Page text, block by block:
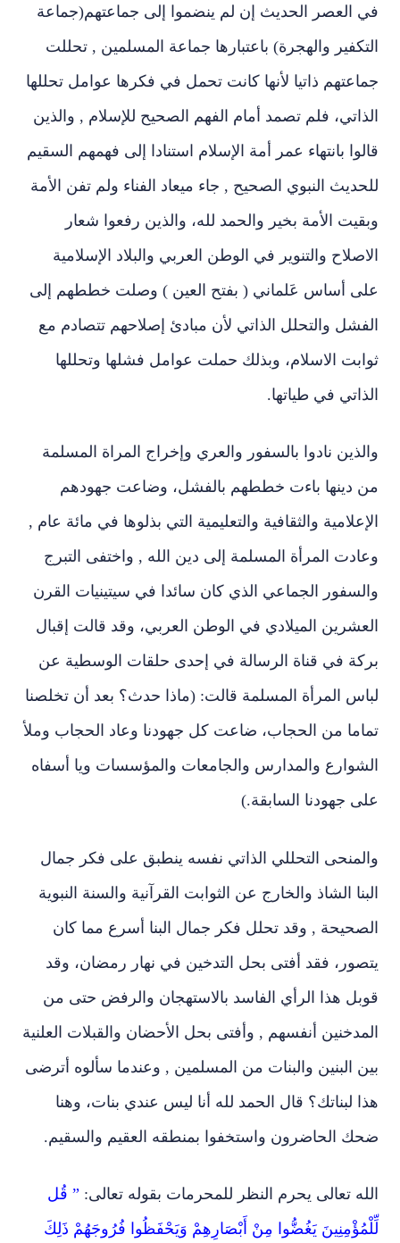
في العصر الحديث إن لم ينضموا إلى جماعتهم(جماعة
التكفير والهجرة) باعتبارها جماعة المسلمين , تحللت
جماعتهم ذاتيا لأنها كانت تحمل في فكرها عوامل تحللها
الذاتي، فلم تصمد أمام الفهم الصحيح للإسلام , والذين
قالوا بانتهاء عمر أمة الإسلام استنادا إلى فهمهم السقيم
للحديث النبوي الصحيح , جاء ميعاد الفناء ولم تفن الأمة
وبقيت الأمة بخير والحمد لله، والذين رفعوا شعار
الاصلاح والتنوير في الوطن العربي والبلاد الإسلامية
على أساس عَلماني ( بفتح العين ) وصلت خططهم إلى
الفشل والتحلل الذاتي لأن مبادئ إصلاحهم تتصادم مع
ثوابت الاسلام، وبذلك حملت عوامل فشلها وتحللها
الذاتي في طياتها.
والذين نادوا بالسفور والعري وإخراج المراة المسلمة
من دينها باءت خططهم بالفشل، وضاعت جهودهم
الإعلامية والثقافية والتعليمية التي بذلوها في مائة عام ,
وعادت المرأة المسلمة إلى دين الله , واختفى التبرج
والسفور الجماعي الذي كان سائدا في سيتينيات القرن
العشرين الميلادي في الوطن العربي، وقد قالت إقبال
بركة في قناة الرسالة في إحدى حلقات الوسطية عن
لباس المرأة المسلمة قالت: (ماذا حدث؟ بعد أن تخلصنا
تماما من الحجاب، ضاعت كل جهودنا وعاد الحجاب وملأ
الشوارع والمدارس والجامعات والمؤسسات ويا أسفاه
على جهودنا السابقة.)
والمنحى التحللي الذاتي نفسه ينطبق على فكر جمال
البنا الشاذ والخارج عن الثوابت القرآنية والسنة النبوية
الصحيحة , وقد تحلل فكر جمال البنا أسرع مما كان
يتصور، فقد أفتى بحل التدخين في نهار رمضان، وقد
قوبل هذا الرأي الفاسد بالاستهجان والرفض حتى من
المدخنين أنفسهم , وأفتى بحل الأحضان والقبلات العلنية
بين البنين والبنات من المسلمين , وعندما سألوه أترضى
هذا لبناتك؟ قال الحمد لله أنا ليس عندي بنات، وهنا
ضحك الحاضرون واستخفوا بمنطقه العقيم والسقيم.
الله تعالى يحرم النظر للمحرمات بقوله تعالى: ” قُل
لِّلْمُؤْمِنِينَ يَغُضُّوا مِنْ أَبْصَارِهِمْ وَيَحْفَظُوا فُرُوجَهُمْ ذَلِكَ